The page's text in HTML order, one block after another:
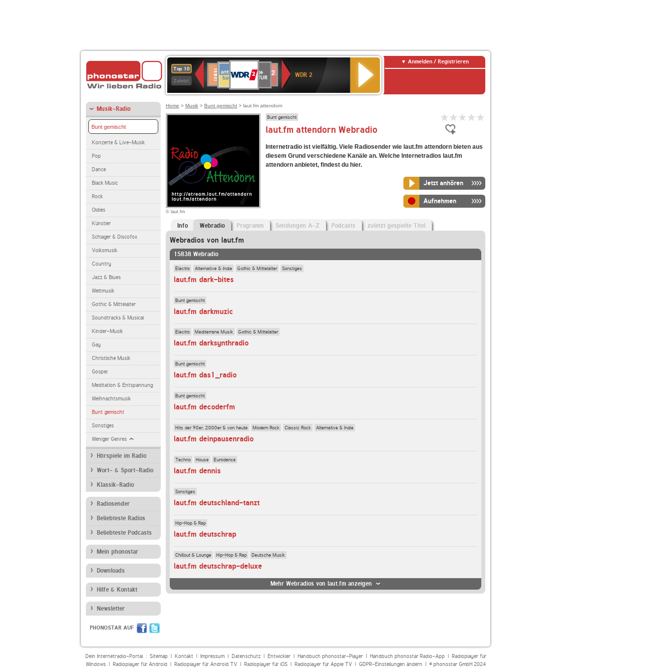
Top 10
Zuletzt
Deutschlandfunk
90er
OLDIE
ANTENNE
4
KLASSIK
Deutschlandfunk
KulturBAYERN
2
Kultur
NDR
2
WDR 2
Anmelden / Registrieren
Musik-Radio
Bunt gemischt
Konzerte & Live-Musik
Pop
Dance
Black Music
Rock
Oldies
Künstler
Schlager & Discofox
Volksmusik
Country
Jazz & Blues
Weltmusik
Gothic & Mittelalter
Soundtracks & Musical
Kinder-Musik
Gay
Christliche Musik
Gospel
Meditation & Entspannung
Weihnachtsmusik
Bunt gemischt
Sonstiges
Weniger Genres
Hörspiele im Radio
Wort- & Sport-Radio
Klassik-Radio
Radiosender
Beliebteste Radios
Beliebteste Podcasts
Mein phonostar
Downloads
Hilfe & Kontakt
Newsletter
PHONOSTAR AUF
Home > Musik > Bunt gemischt > laut.fm attendorn
© laut.fm
Bunt gemischt
laut.fm attendorn Webradio
Internetradio ist vielfältig. Viele Radiosender wie laut.fm attendorn bieten aus
diesem Grund verschiedene Kanäle an. Welche Internetradios laut.fm
attendorn anbietet, findest du hier.
Jetzt anhören
Aufnehmen
Info Webradio Programm Sendungen A-Z Podcasts zuletzt gespielte Titel
Webradios von laut.fm
15838 Webradio
Electro Alternative & Indie Gothic & Mittelalter Sonstiges
laut.fm dark-bites
Bunt gemischt
laut.fm darkmuzic
Electro Mediterrane Musik Gothic & Mittelalter
laut.fm darksynthradio
Bunt gemischt
laut.fm das1_radio
Bunt gemischt
laut.fm decoderfm
Hits der 90er, 2000er & von heute Modern Rock Classic Rock Alternative & Indie
laut.fm deinpausenradio
Techno House Eurodance
laut.fm dennis
Sonstiges
laut.fm deutschland-tanzt
Hip-Hop & Rap
laut.fm deutschrap
Chillout & Lounge Hip-Hop & Rap Deutsche Musik
laut.fm deutschrap-deluxe
Mehr Webradios von laut.fm anzeigen
Dein Internetradio-Portal : Sitemap| Kontakt| Impressum| Datenschutz| Entwickler| Handbuch phonostar-Player| Handbuch phonostar Radio-App| Radioplayer für
Windows| Radioplayer für Android| Radioplayer für Android TV| Radioplayer für iOS| Radioplayer für Apple TV| GDPR-Einstellungen ändern | © phonostar GmbH 2024